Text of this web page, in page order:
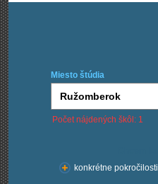
Miesto štúdia
Počet nájdených škôl: 1
konkrétne pokročilosti